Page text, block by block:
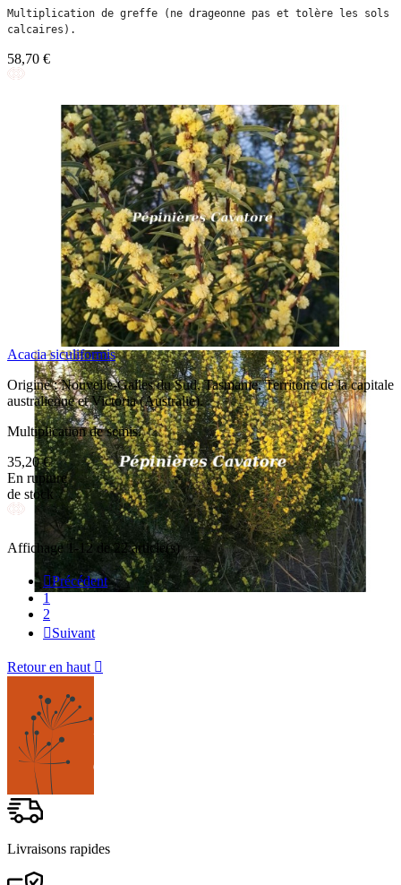
Multiplication de greffe (ne drageonne pas et tolère les sols
calcaires).
58,70 €
Acacia siculiformis
Origine : Nouvelle-Galles du Sud, Tasmanie, Territoire de la capitale
australienne et Victoria (Australie).
Multiplication de semis.
35,20 €
En rupture
de stock
Affichage 1-12 de 22 article(s)
Précédent
1
2
Suivant
Retour en haut 
Livraisons rapides